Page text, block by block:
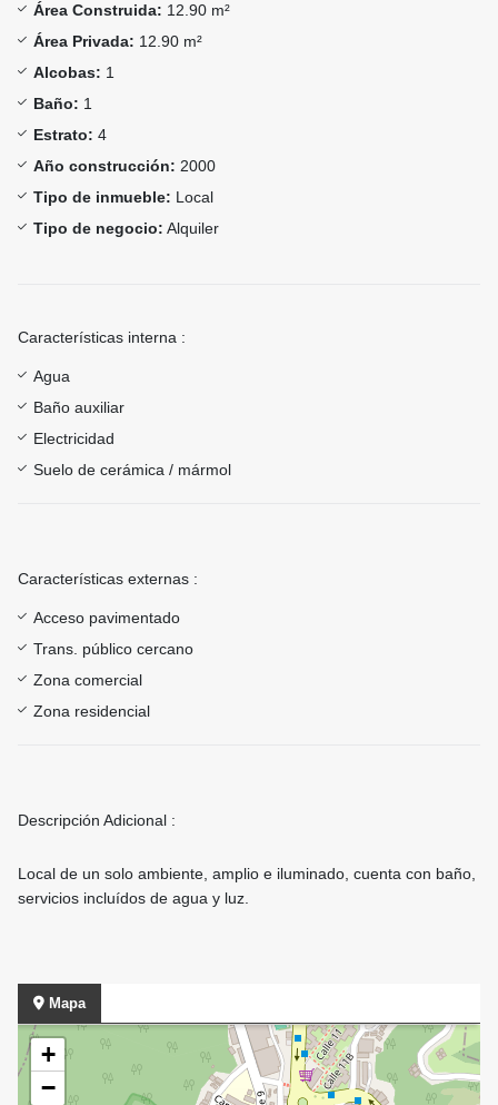
Área Construida: 12.90 m²
Área Privada: 12.90 m²
Alcobas: 1
Baño: 1
Estrato: 4
Año construcción: 2000
Tipo de inmueble: Local
Tipo de negocio: Alquiler
Características interna :
Agua
Baño auxiliar
Electricidad
Suelo de cerámica / mármol
Características externas :
Acceso pavimentado
Trans. público cercano
Zona comercial
Zona residencial
Descripción Adicional :
Local de un solo ambiente, amplio e iluminado, cuenta con baño,
servicios incluídos de agua y luz.
Mapa
+
−